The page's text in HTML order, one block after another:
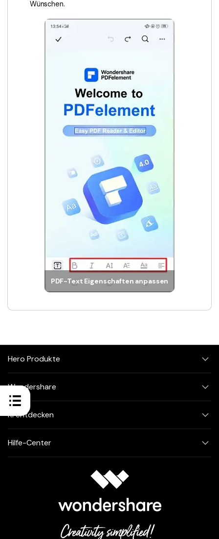
Wünschen.
PDF-Text Eigenschaften anpassen
Hero Produkte
Wondershare
KI entdecken
Hilfe-Center